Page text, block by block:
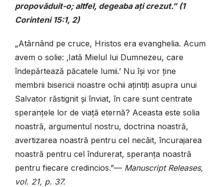
propovăduit-o; altfel, degeaba ați crezut.” (1
Corinteni 15:1, 2)
„Atârnând pe cruce, Hristos era evanghelia. Acum
avem o solie: ‚Iată Mielul lui Dumnezeu, care
îndepărtează păcatele lumii.’ Nu își vor ține
membrii bisericii noastre ochii ațintiți asupra unui
Salvator răstignit și înviat, în care sunt centrate
speranțele lor de viață eternă? Aceasta este solia
noastră, argumentul nostru, doctrina noastră,
avertizarea noastră pentru cel necăit, încurajarea
noastră pentru cel îndurerat, speranța noastră
pentru fiecare credincios.”— Manuscript Releases,
vol. 21, p. 37.